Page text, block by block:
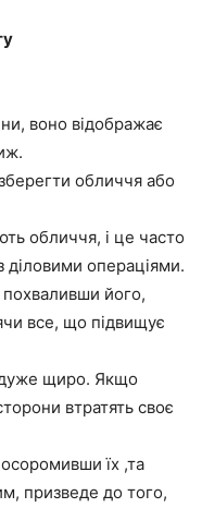
воно відображає
обличчя або
обличчя, і це часто
діловими операціями.
його,
все, що підвищує
дуже щиро. Якщо
втратять своє
їх ,та
призведе до того,